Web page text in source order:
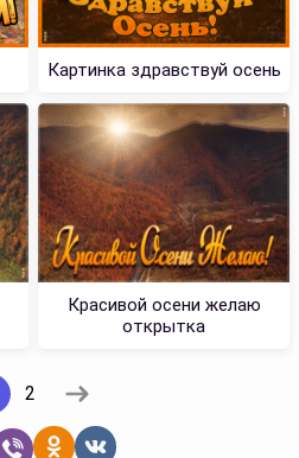
Картинка здравствуй осень
Красивой осени желаю
открытка
2